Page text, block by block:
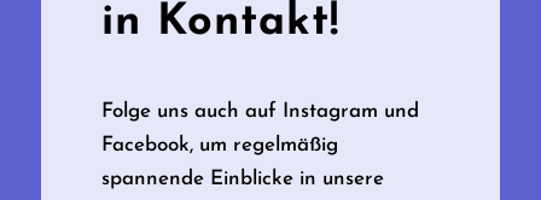
in Kontakt!
Folge uns auch auf Instagram und
Facebook, um regelmäßig
spannende Einblicke in unsere